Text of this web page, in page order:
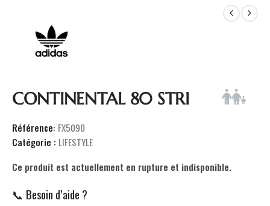
CONTINENTAL 80 STRI
Référence: FX5090
Catégorie : LIFESTYLE
Ce produit est actuellement en rupture et indisponible.
📞 Besoin d’aide ?